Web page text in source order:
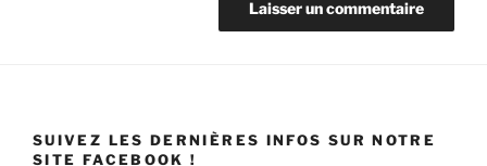
SUIVEZ LES DERNIÈRES INFOS SUR NOTRE
SITE FACEBOOK !